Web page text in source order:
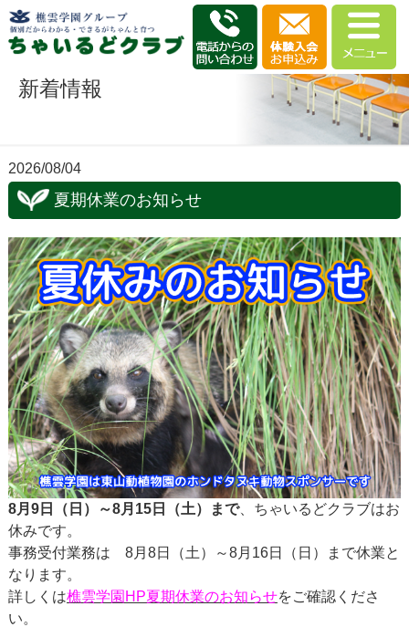
新着情報
2026/08/04
夏期休業のお知らせ
8月9日（日）～8月15日（土）まで、ちゃいるどクラブはお
休みです。
事務受付業務は 8月8日（土）～8月16日（日）まで休業と
なります。
詳しくは樵雲学園HP夏期休業のお知らせをご確認くださ
い。